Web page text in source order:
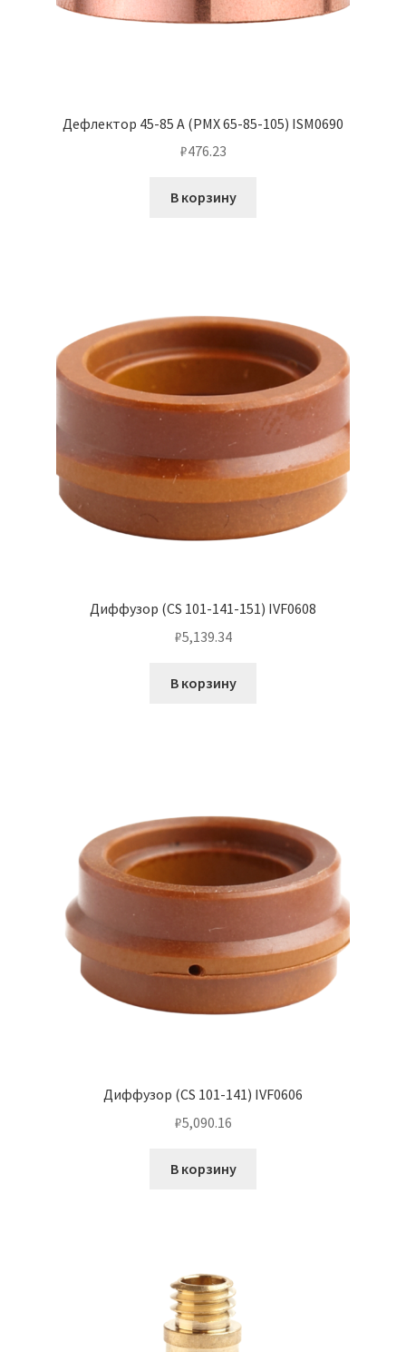
Дефлектор 45-85 А (PMX 65-85-105) ISM0690
₽476.23
В корзину
Диффузор (CS 101-141-151) IVF0608
₽5,139.34
В корзину
Диффузор (CS 101-141) IVF0606
₽5,090.16
В корзину